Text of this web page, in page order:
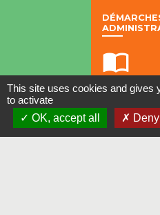
import_contacts
Contacts
This site uses cookies and gives
to activate
OK, accept all